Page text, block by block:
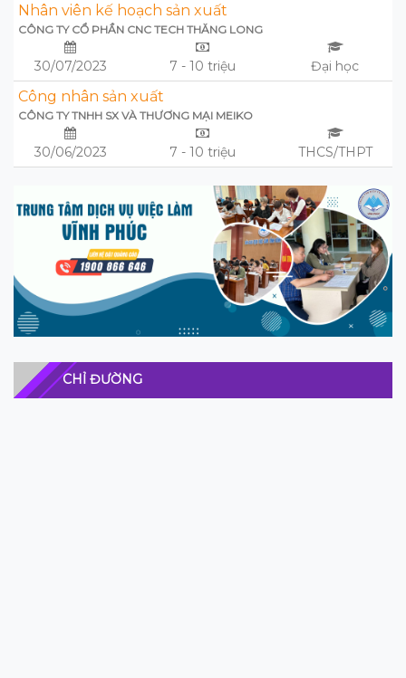
Nhân viên kế hoạch sản xuất
CÔNG TY CỔ PHẦN CNC TECH THĂNG LONG
30/07/2023 7 - 10 triệu Đại học
Công nhân sản xuất
CÔNG TY TNHH SX VÀ THƯƠNG MẠI MEIKO
30/06/2023 7 - 10 triệu THCS/THPT
CHỈ ĐƯỜNG